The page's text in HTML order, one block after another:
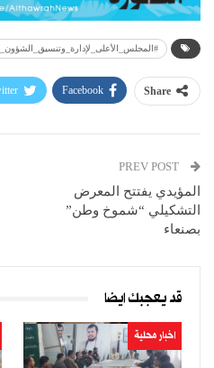
Share
Facebook
المؤيدي يفتتح المعرض
التشكيلي “شموخ وطن”
بصنعاء
قد يعجبك ايضا
اخبار محلية